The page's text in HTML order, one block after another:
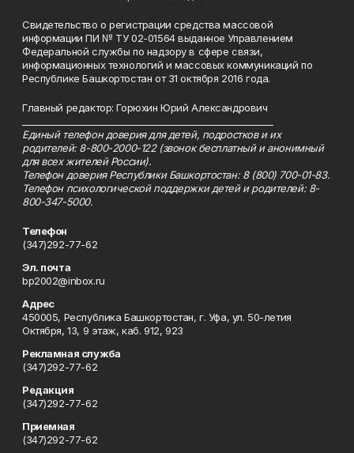
Свидетельство о регистрации средства массовой
информации ПИ № ТУ 02-01564 выданное Управлением
Федеральной службы по надзору в сфере связи,
информационных технологий и массовых коммуникаций по
Республике Башкортостан от 31 октября 2016 года.
Главный редактор: Горюхин Юрий Александрович
Единый телефон доверия для детей, подростков и их
родителей: 8-800-2000-122 (звонок бесплатный и анонимный
для всех жителей России).
Телефон доверия Республики Башкортостан: 8 (800) 700-01-83.
Телефон психологической поддержки детей и родителей: 8-
800-347-5000.
Телефон
(347)292-77-62
Эл. почта
bp2002@inbox.ru
Адрес
450005, Республика Башкортостан, г. Уфа, ул. 50-летия
Октября, 13, 9 этаж, каб. 912, 923
Рекламная служба
(347)292-77-62
Редакция
(347)292-77-62
Приемная
(347)292-77-62